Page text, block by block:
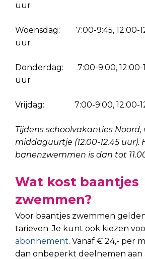
uur
Woensdag: 7:00-9:45, 12:00-
uur
Donderdag: 7:00-9:00, 12:00-
uur
Vrijdag: 7:00-9:00, 12:00-
Tijdens schoolvakanties
middaguurtje (12.00-12.45 uur).
banenzwemmen is dan tot
Wat kost baantjes
zwemmen?
Voor baantjes zwemmen
tarieven. Je kunt ook kiezen
abonnement. Vanaf € 24,- per
dan onbeperkt deelnemen aan